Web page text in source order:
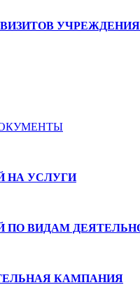
УЧРЕЖДЕНИЯ
НА УСЛУГИ
ПО ВИДАМ
КАМПАНИЯ